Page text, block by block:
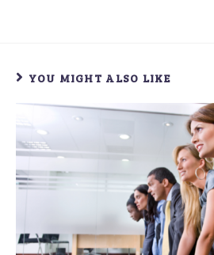
YOU MIGHT ALSO LIKE